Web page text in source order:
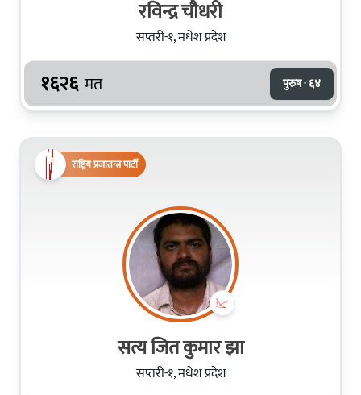
रविन्द्र चौधरी
सप्तरी-१, मधेश प्रदेश
१६२६ मत पुरुष · ६४
राष्ट्रिय प्रजातन्त्र पार्टी
सत्य जित कुमार झा
सप्तरी-१, मधेश प्रदेश